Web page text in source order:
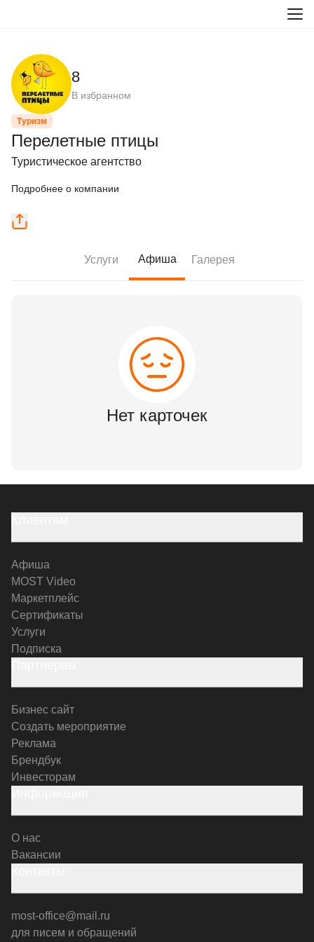
8
В избранном
Туризм
Перелетные птицы
Туристическое агентство
Подробнее о компании
Услуги Афиша Галерея
Нет карточек
Афиша
MOST Video
Маркетплейс
Сертификаты
Услуги
Подписка
Бизнес сайт
Создать мероприятие
Реклама
Брендбук
Инвесторам
О нас
Вакансии
most-office@mail.ru
для писем и обращений